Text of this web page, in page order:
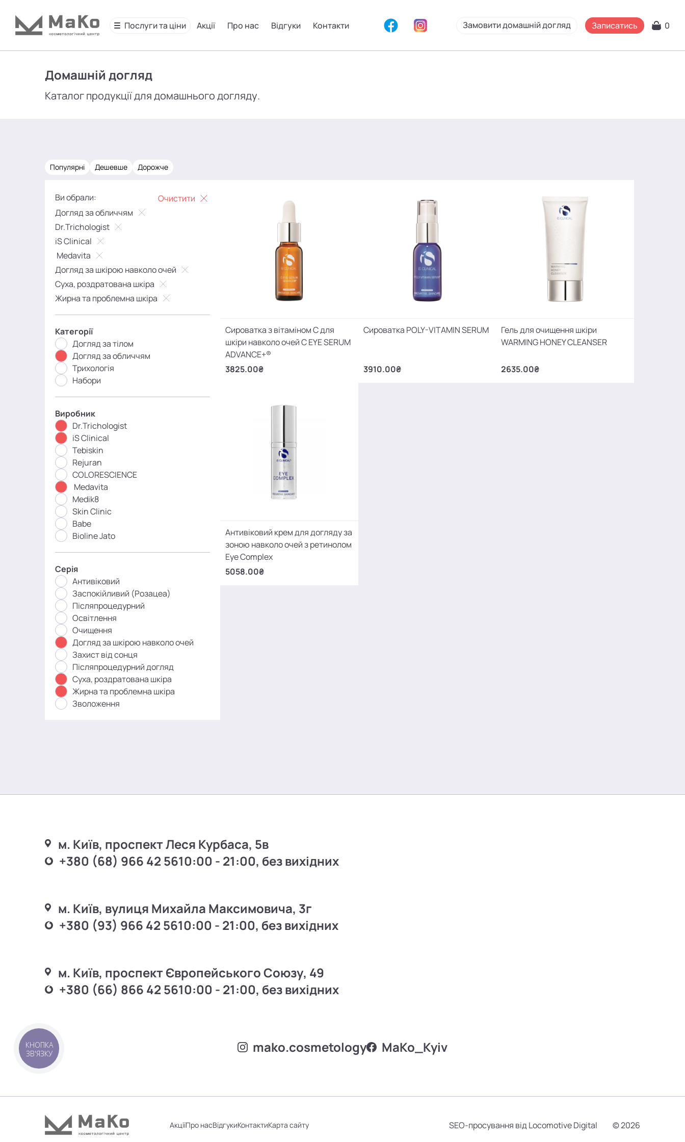
Послуги та ціни Акції Про нас Відгуки Контакти Замовити домашній догляд Записатись 0
Домашній догляд
Каталог продукції для домашнього догляду.
Популярні Дешевше Дорожче
Ви обрали:
Очистити
Догляд за обличчям
Dr.Trichologist
iS Clinical
Medavita
Догляд за шкірою навколо очей
Суха, роздратована шкіра
Жирна та проблемна шкіра
Категорії
Догляд за тілом
Догляд за обличчям
Трихологія
Набори
Виробник
Dr.Trichologist
iS Clinical
Tebiskin
Rejuran
COLORESCIENCE
Medavita
Medik8
Skin Clinic
Babe
Bioline Jato
Серія
Антивіковий
Заспокійливий (Розацеа)
Післяпроцедурний
Освітлення
Очищення
Догляд за шкірою навколо очей
Захист від сонця
Післяпроцедурний догляд
Суха, роздратована шкіра
Жирна та проблемна шкіра
Зволоження
Сироватка з вітаміном С для
шкіри навколо очей C EYE SERUM
ADVANCE+®
3825.00₴
Сироватка POLY-VITAMIN SERUM
3910.00₴
Гель для очищення шкіри
WARMING HONEY CLEANSER
2635.00₴
Антивіковий крем для догляду за
зоною навколо очей з ретинолом
Eye Complex
5058.00₴
м. Київ, проспект Леся Курбаса, 5в
+380 (68) 966 42 5610:00 - 21:00, без вихідних
м. Київ, вулиця Михайла Максимовича, 3г
+380 (93) 966 42 5610:00 - 21:00, без вихідних
м. Київ, проспект Європейського Союзу, 49
+380 (66) 866 42 5610:00 - 21:00, без вихідних
mako.cosmetology MаKo_Kyiv
АкціїПро насВідгукиКонтактиКарта сайту SEO-просування від Locomotive Digital © 2026
КНОПКА
ЗВ'ЯЗКУ